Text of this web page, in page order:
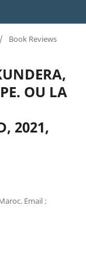
/ Book Reviews
OU LA
2021,
Email :